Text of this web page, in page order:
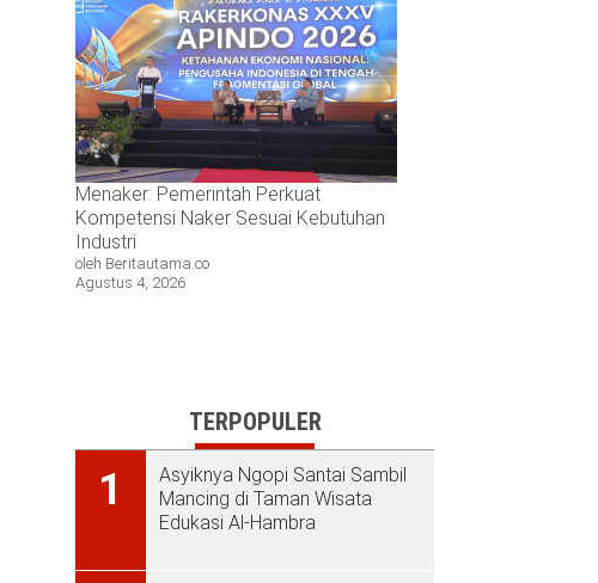
Menaker: Pemerintah Perkuat
Kompetensi Naker Sesuai Kebutuhan
Industri
oleh Beritautama.co
Agustus 4, 2026
TERPOPULER
1
Asyiknya Ngopi Santai Sambil
Mancing di Taman Wisata
Edukasi Al-Hambra